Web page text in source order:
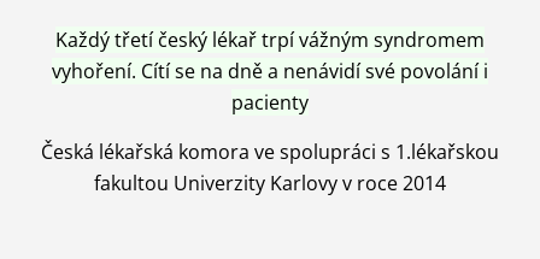
Každý třetí český lékař trpí vážným syndromem
vyhoření. Cítí se na dně a nenávidí své povolání i
pacienty
Česká lékařská komora ve spolupráci s 1.lékařskou
fakultou Univerzity Karlovy v roce 2014